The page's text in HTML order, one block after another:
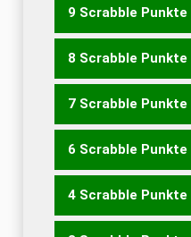
ECKS
9 Scrabble Punkte
KSC
8 Scrabble Punkte
SEKTE
7 Scrabble Punkte
KEES SEKT STEK
6 Scrabble Punkte
CES SEC
4 Scrabble Punkte